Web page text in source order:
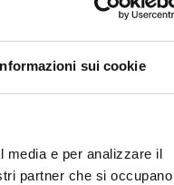
sui cookie
media e per analizzare il
partner che si occupano
300